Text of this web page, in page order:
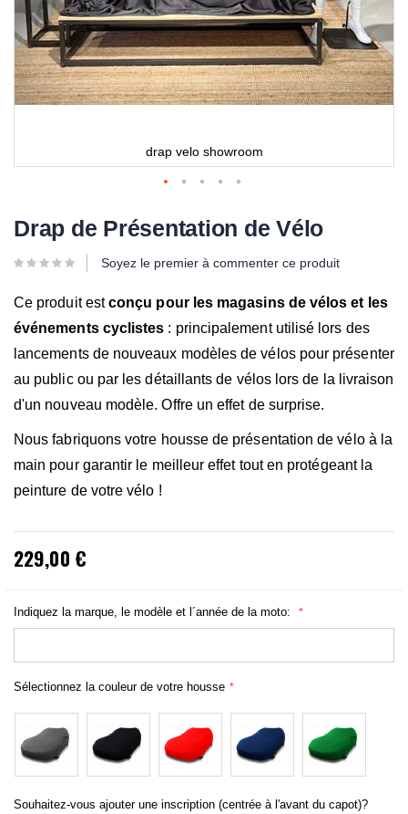
drap velo showroom
Drap de Présentation de Vélo
Soyez le premier à commenter ce produit
Ce produit estconçu pour les magasins de vélos et les
événements cyclistes : principalement utilisé lors des
lancements de nouveaux modèles de vélos pour présenter
au public ou par les détaillants de vélos lors de la livraison
d'un nouveau modèle. Offre un effet de surprise.
Nous fabriquons votre housse de présentation de vélo à la
main pour garantir le meilleur effet tout en protégeant la
peinture de votre vélo !
229,00 €
Indiquez la marque, le modèle et l´année de la moto:
Sélectionnez la couleur de votre housse
Souhaitez-vous ajouter une inscription (centrée à l'avant du capot)?